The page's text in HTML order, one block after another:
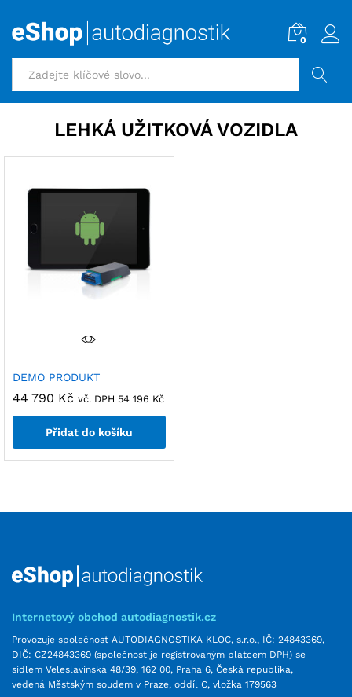
0
LEHKÁ UŽITKOVÁ VOZIDLA
DEMO PRODUKT
44 790 Kč vč. DPH 54 196 Kč
Přidat do košíku
Internetový obchod autodiagnostik.cz
Provozuje společnost AUTODIAGNOSTIKA KLOC, s.r.o., IČ: 24843369,
DIČ: CZ24843369 (společnost je registrovaným plátcem DPH) se
sídlem Veleslavínská 48/39, 162 00, Praha 6, Česká republika,
vedená Městským soudem v Praze, oddíl C, vložka 179563